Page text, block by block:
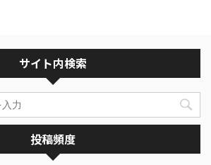
サイト内検索
投稿頻度